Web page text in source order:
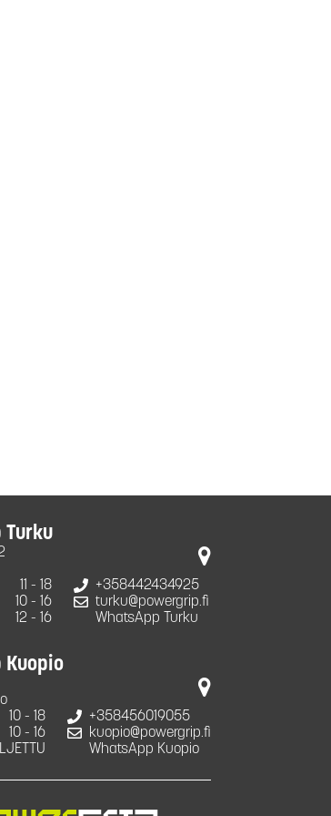
Turku
11 - 18
10 - 16
12 - 16
+358442434925
turku@powergrip.fi
WhatsApp Turku
Kuopio
10 - 18
10 - 16
+358456019055
kuopio@powergrip.fi
WhatsApp Kuopio